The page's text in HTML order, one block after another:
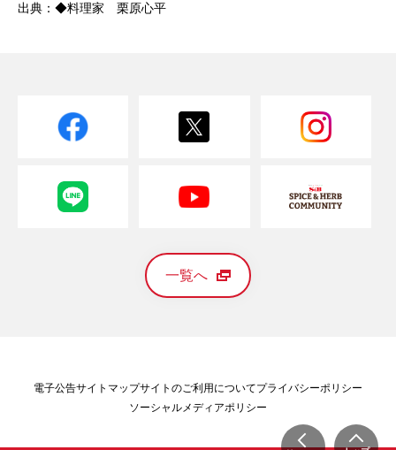
出典：◆料理家 栗原心平
一覧へ
電子公告サイトマップサイトのご利用についてプライバシーポリシー
ソーシャルメディアポリシー